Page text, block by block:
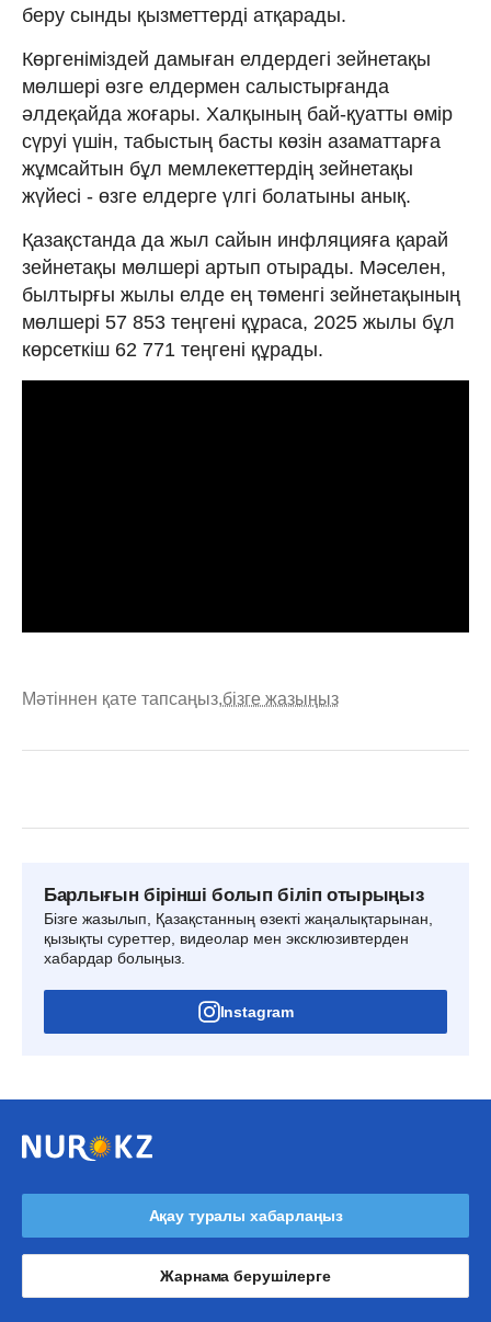
беру сынды қызметтерді атқарады.
Көргеніміздей дамыған елдердегі зейнетақы
мөлшері өзге елдермен салыстырғанда
әлдеқайда жоғары. Халқының бай-қуатты өмір
сүруі үшін, табыстың басты көзін азаматтарға
жұмсайтын бұл мемлекеттердің зейнетақы
жүйесі - өзге елдерге үлгі болатыны анық.
Қазақстанда да жыл сайын инфляцияға қарай
зейнетақы мөлшері артып отырады. Мәселен,
былтырғы жылы елде ең төменгі зейнетақының
мөлшері 57 853 теңгені құраса, 2025 жылы бұл
көрсеткіш 62 771 теңгені құрады.
Мәтіннен қате тапсаңыз,бізге жазыңыз
Барлығын бірінші болып біліп отырыңыз
Бізге жазылып, Қазақстанның өзекті жаңалықтарынан,
қызықты суреттер, видеолар мен эксклюзивтерден
хабардар болыңыз.
Instagram
Ақау туралы хабарлаңыз
Жарнама берушілерге